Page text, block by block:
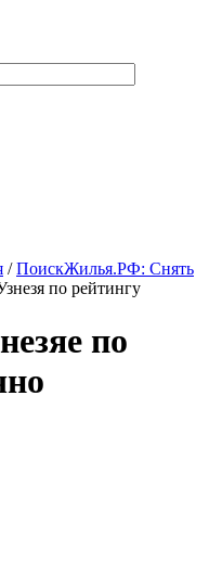
/ПоискЖилья.РФ: Снять
по рейтингу
по